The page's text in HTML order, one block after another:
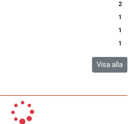
2
1
1
1
Visa alla